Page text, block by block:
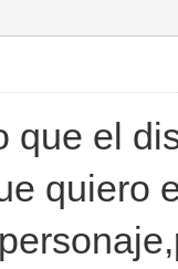
que el
quiero